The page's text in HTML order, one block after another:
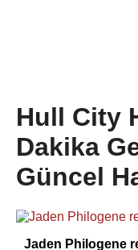
Hull City
Dakika
Güncel
Jaden Philogene